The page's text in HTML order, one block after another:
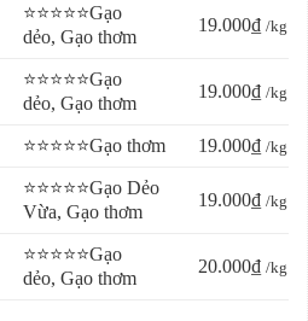
⭐⭐⭐⭐⭐Gạo
dẻo, Gạo thơm
19.000₫ /kg
⭐⭐⭐⭐⭐Gạo
dẻo, Gạo thơm
19.000₫ /kg
⭐⭐⭐⭐⭐Gạo thơm 19.000₫ /kg
⭐⭐⭐⭐⭐Gạo Dẻo
Vừa, Gạo thơm
19.000₫ /kg
⭐⭐⭐⭐⭐Gạo
dẻo, Gạo thơm
20.000₫ /kg